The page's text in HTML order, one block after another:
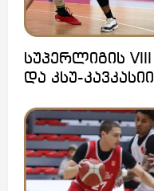
სუპერლიგის
და კსუ-